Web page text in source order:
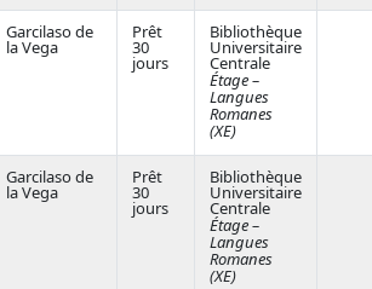
Garcilaso de
la Vega
Prêt
30
jours
Bibliothèque
Universitaire
Centrale
Étage –
Langues
Romanes
(XE)
Garcilaso de
la Vega
Prêt
30
jours
Bibliothèque
Universitaire
Centrale
Étage –
Langues
Romanes
(XE)